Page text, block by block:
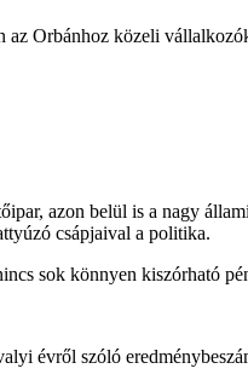
Orbánhoz közeli
azon belül is a nagy
csápjaival a politika.
sok könnyen kiszórható
évről szóló